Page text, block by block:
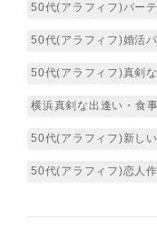
50代(アラフィフ)パー
50代(アラフィフ)婚活
50代(アラフィフ)真剣
横浜真剣な出逢い・食
50代(アラフィフ)新し
50代(アラフィフ)恋人作